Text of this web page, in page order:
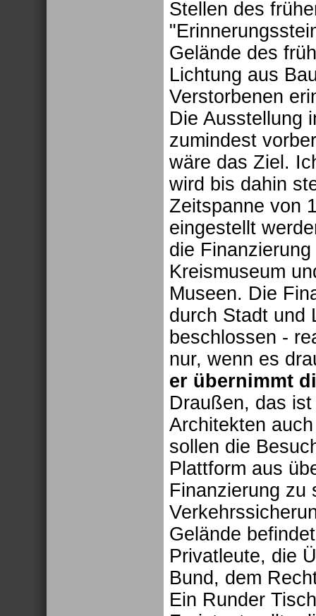
Stellen des
Gelände des
Lichtung aus
Verstorbenen
Die Ausstellung
zumindest
wäre das Ziel.
wird bis dahin
Zeitspanne von
eingestellt
die
Kreismuseum
Museen. Die
durch Stadt und
beschlossen -
nur, wenn es
er übernimmt
Draußen, das
Architekten
sollen die
Plattform aus
Finanzierung zu
Gelände
Privatleute, die
Bund, dem
Ein Runder